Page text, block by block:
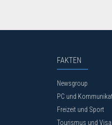
FAKTEN
Newsgroup
PC und
Freizeit und Sport
Tourismus und Visa